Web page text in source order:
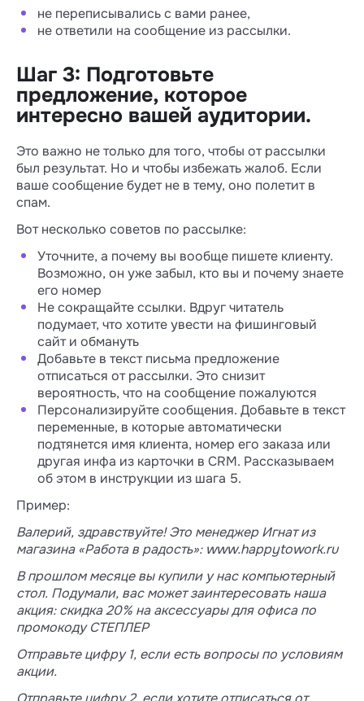
не переписывались с вами ранее,
не ответили на сообщение из рассылки.
Шаг 3: Подготовьте
предложение, которое
интересно вашей аудитории.
Это важно не только для того, чтобы от рассылки
был результат. Но и чтобы избежать жалоб. Если
ваше сообщение будет не в тему, оно полетит в
спам.
Вот несколько советов по рассылке:
Уточните, а почему вы вообще пишете клиенту.
Возможно, он уже забыл, кто вы и почему знаете
его номер
Не сокращайте ссылки. Вдруг читатель
подумает, что хотите увести на фишинговый
сайт и обмануть
Добавьте в текст письма предложение
отписаться от рассылки. Это снизит
вероятность, что на сообщение пожалуются
Персонализируйте сообщения. Добавьте в текст
переменные, в которые автоматически
подтянется имя клиента, номер его заказа или
другая инфа из карточки в CRM. Рассказываем
об этом в инструкции из шага 5.
Пример:
Валерий, здравствуйте! Это менеджер Игнат из
магазина «Работа в радость»: www.happytowork.ru
В прошлом месяце вы купили у нас компьютерный
стол. Подумали, вас может заинтересовать наша
акция: скидка 20% на аксессуары для офиса по
промокоду СТЕПЛЕР
Отправьте цифру 1, если есть вопросы по условиям
акции.